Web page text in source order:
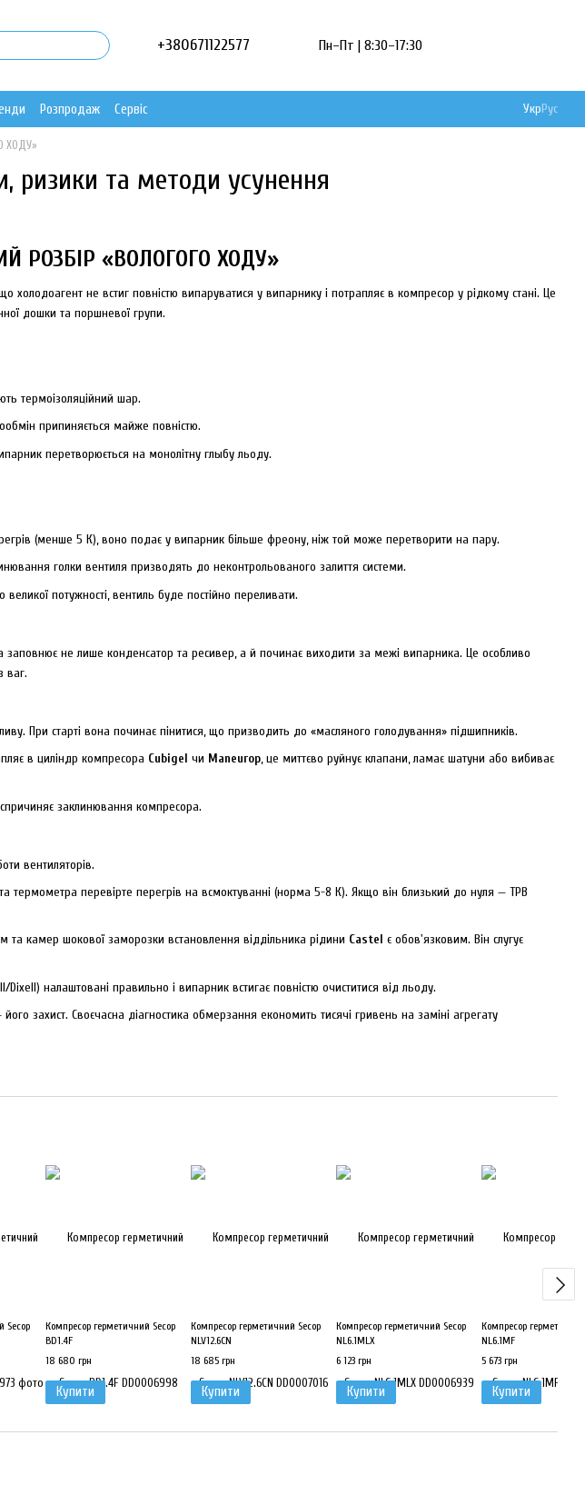
+380671122577 Пн–Пт | 8:30–17:30
Розпродаж Сервіс УкрРус
ХОДУ»
ризики та методи усунення
РОЗБІР «ВОЛОГОГО ХОДУ»
холодоагент не встиг повністю випаруватися у випарнику і потрапляє в компресор у рідкому стані. Це
дошки та поршневої групи.
термоізоляційний шар.
припиняється майже повністю.
перетворюється на монолітну глыбу льоду.
(менше 5 К), воно подає у випарник більше фреону, ніж той може перетворити на пару.
голки вентиля призводять до неконтрольованого залиття системи.
потужності, вентиль буде постійно переливати.
заповнює не лише конденсатор та ресивер, а й починає виходити за межі випарника. Це особливо
ваг.
При старті вона починає пінитися, що призводить до «масляного голодування» підшипників.
в циліндр компресора Cubigel чи Maneurop, це миттєво руйнує клапани, ламає шатуни або вибиває
заклинювання компресора.
вентиляторів.
термометра перевірте перегрів на всмоктуванні (норма 5-8 К). Якщо він близький до нуля — ТРВ
та камер шокової заморозки встановлення віддільника рідини Castel є обов'язковим. Він слугує
налаштовані правильно і випарник встигає повністю очиститися від льоду.
його захист. Своєчасна діагностика обмерзання економить тисячі гривень на заміні агрегату
Secop
Компресор герметичний Secop
BD1.4F
18 680 грн
Купити
Компресор герметичний Secop
NLV12.6CN
18 685 грн
Купити
Компресор герметичний Secop
NL6.1MLX
6 123 грн
Купити
Компресор
NL6.1MF
5 673 грн
Купити